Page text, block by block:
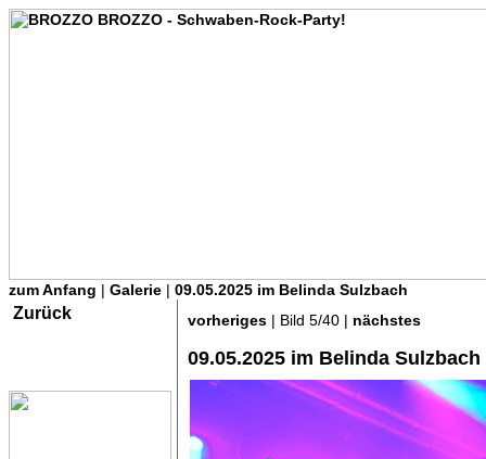
zum Anfang | Galerie | 09.05.2025 im Belinda Sulzbach
Zurück vorheriges | Bild 5/40 | nächstes
09.05.2025 im Belinda Sulzbach